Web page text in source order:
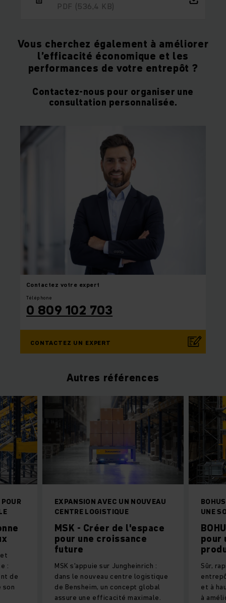
PDF (536,4 KB)
Vous cherchez également à améliorer
l’efficacité économique et les
performances de votre entrepôt ?
Contactez-nous pour organiser une
consultation personnalisée.
Contactez votre expert
Téléphone
0 809 102 703
CONTACTEZ UN EXPERT
Autres références
EXPANSION AVEC UN NOUVEAU
CENTRE LOGISTIQUE
MSK - Créer de l'espace
pour une croissance
future
MSK s'appuie sur Jungheinrich :
dans le nouveau centre logistique
de Bensheim, un concept global
assure une efficacité maximale.
UNE
pour
Sûr,
et à
à
:
de
son